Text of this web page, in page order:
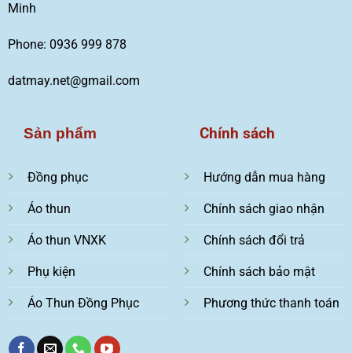
Minh
Phone: 0936 999 878
datmay.net@gmail.com
Sản phẩm
Đồng phục
Áo thun
Áo thun VNXK
Phụ kiện
Áo Thun Đồng Phục
Chính sách
Hướng dẫn mua hàng
Chính sách giao nhận
Chính sách đổi trả
Chính sách bảo mật
Phương thức thanh toán